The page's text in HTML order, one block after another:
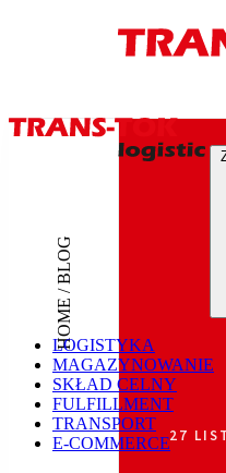
LOGISTYKA
MAGAZYNOWANIE
SKŁAD CELNY
FULFILLMENT
TRANSPORT
E-COMMERCE
HOME / BLOG
27